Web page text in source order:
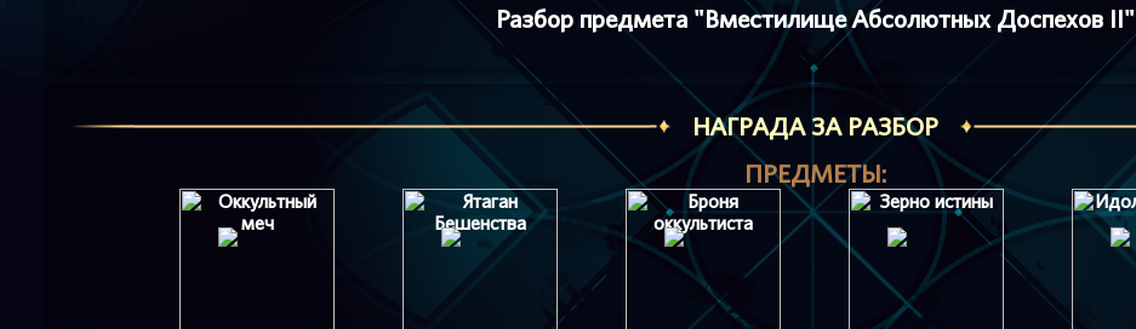
Разбор предмета "Вместилище Абсолютных Доспехов II"
НАГРАДА ЗА РАЗБОР
ПРЕДМЕТЫ: